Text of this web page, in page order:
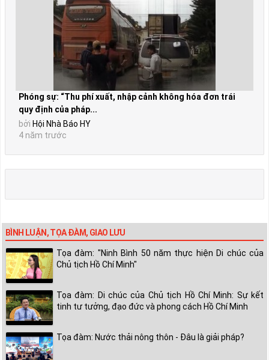
Phóng sự: “Thu phí xuất, nhập cảnh không hóa đơn trái
quy định của pháp...
bởi Hội Nhà Báo HY
4 năm trước
BÌNH LUẬN, TỌA ĐÀM, GIAO LƯU
Tọa đàm: "Ninh Bình 50 năm thực hiện Di chúc của
Chủ tịch Hồ Chí Minh"
Tọa đàm: Di chúc của Chủ tịch Hồ Chí Minh: Sự kết
tinh tư tưởng, đạo đức và phong cách Hồ Chí Minh
Tọa đàm: Nước thải nông thôn - Đâu là giải pháp?